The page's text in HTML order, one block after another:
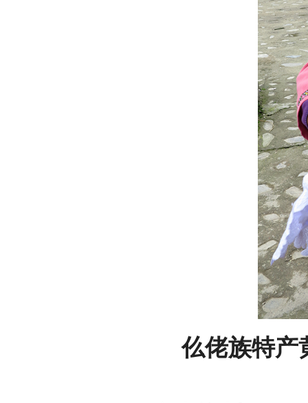
仫佬族特产